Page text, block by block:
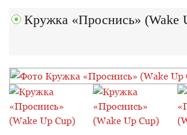
Кружка «Проснись» (Wake